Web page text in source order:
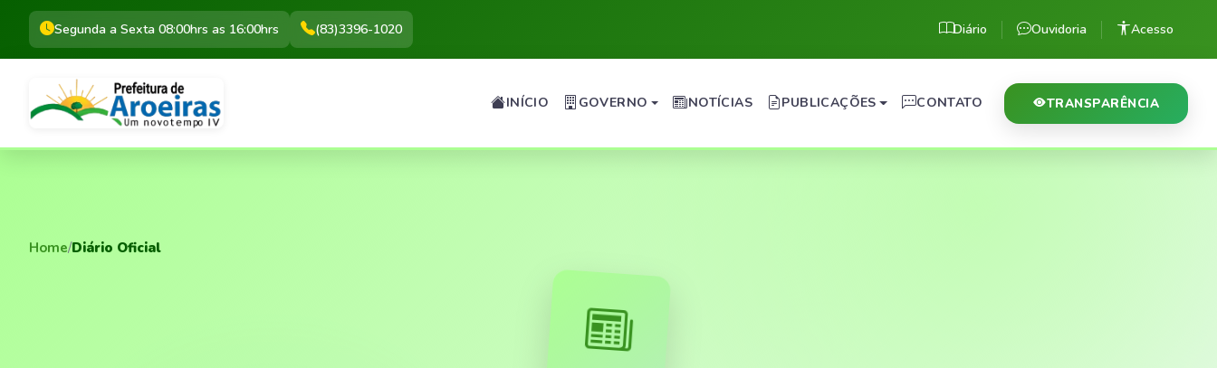
Segunda a Sexta 08:00hrs as 16:00hrs (83)3396-1020 Diário Ouvidoria Acesso
INÍCIO GOVERNO NOTÍCIAS PUBLICAÇÕES CONTATO TRANSPARÊNCIA
Home/Diário Oficial